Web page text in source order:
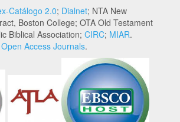
Catálogo 2.0; Dialnet; NTA New
Boston College; OTA Old Testament
Biblical Association; CIRC; MIAR.
Access Journals.